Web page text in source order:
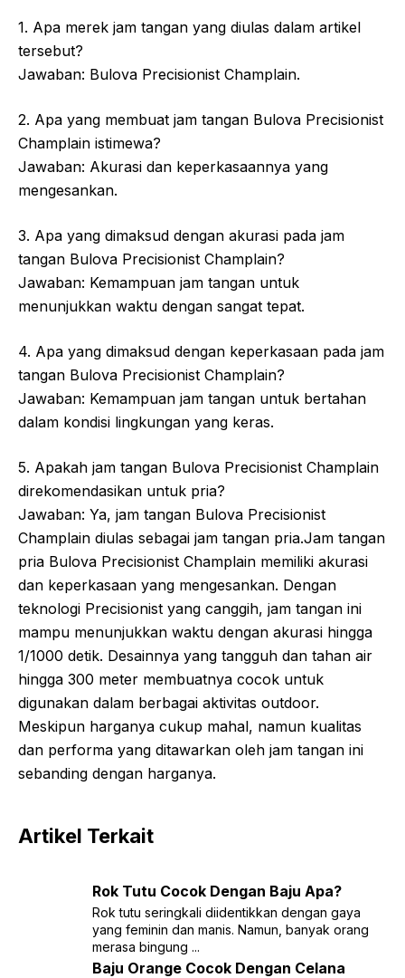
1. Apa merek jam tangan yang diulas dalam artikel
tersebut?
Jawaban: Bulova Precisionist Champlain.
2. Apa yang membuat jam tangan Bulova Precisionist
Champlain istimewa?
Jawaban: Akurasi dan keperkasaannya yang
mengesankan.
3. Apa yang dimaksud dengan akurasi pada jam
tangan Bulova Precisionist Champlain?
Jawaban: Kemampuan jam tangan untuk
menunjukkan waktu dengan sangat tepat.
4. Apa yang dimaksud dengan keperkasaan pada jam
tangan Bulova Precisionist Champlain?
Jawaban: Kemampuan jam tangan untuk bertahan
dalam kondisi lingkungan yang keras.
5. Apakah jam tangan Bulova Precisionist Champlain
direkomendasikan untuk pria?
Jawaban: Ya, jam tangan Bulova Precisionist
Champlain diulas sebagai jam tangan pria.Jam tangan
pria Bulova Precisionist Champlain memiliki akurasi
dan keperkasaan yang mengesankan. Dengan
teknologi Precisionist yang canggih, jam tangan ini
mampu menunjukkan waktu dengan akurasi hingga
1/1000 detik. Desainnya yang tangguh dan tahan air
hingga 300 meter membuatnya cocok untuk
digunakan dalam berbagai aktivitas outdoor.
Meskipun harganya cukup mahal, namun kualitas
dan performa yang ditawarkan oleh jam tangan ini
sebanding dengan harganya.
Artikel Terkait
Rok Tutu Cocok Dengan Baju Apa?
Rok tutu seringkali diidentikkan dengan gaya
yang feminin dan manis. Namun, banyak orang
merasa bingung ...
Baju Orange Cocok Dengan Celana